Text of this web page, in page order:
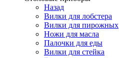
Назад
Вилки для лобстера
Вилки для пирожных
Ножи для масла
Палочки для еды
Вилки для стейка